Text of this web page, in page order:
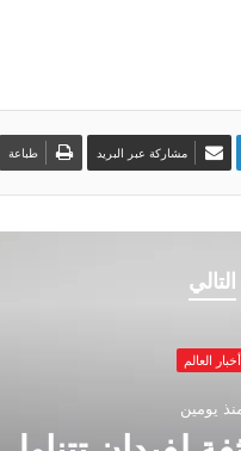
مشاركة عبر البريد طباعة
التالي
أخبار العالم
يومين